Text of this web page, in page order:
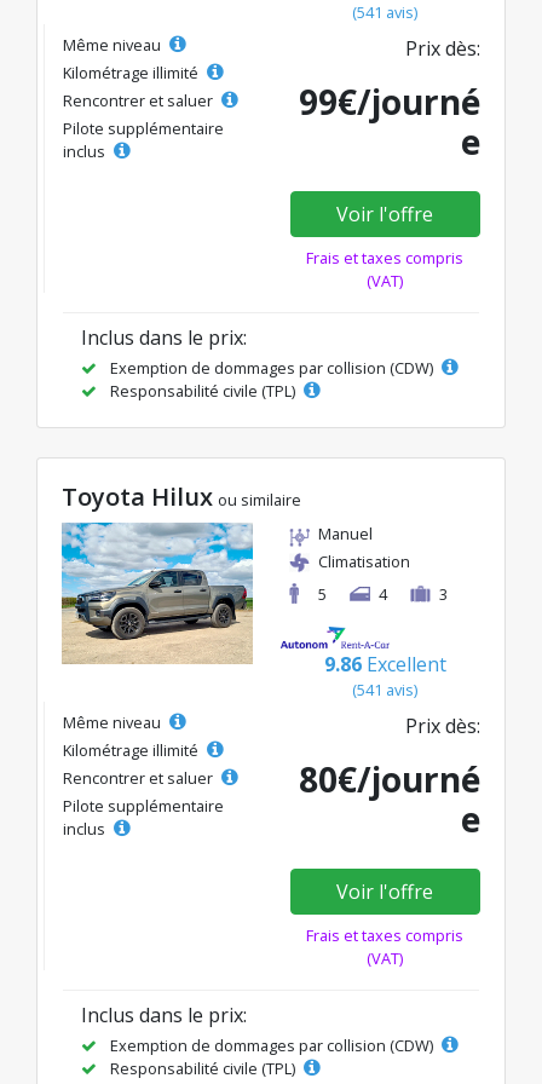
(541 avis)
Même niveau
Kilométrage illimité
Rencontrer et saluer
Pilote supplémentaire
inclus
Prix dès:
99€/journé
e
Voir l'offre
Frais et taxes compris
(VAT)
Inclus dans le prix:
Exemption de dommages par collision (CDW)
Responsabilité civile (TPL)
Toyota Hilux ou similaire
Manuel
Climatisation
5
4 3
9.86 Excellent
(541 avis)
Même niveau
Kilométrage illimité
Rencontrer et saluer
Pilote supplémentaire
inclus
Prix dès:
80€/journé
e
Voir l'offre
Frais et taxes compris
(VAT)
Inclus dans le prix:
Exemption de dommages par collision (CDW)
Responsabilité civile (TPL)